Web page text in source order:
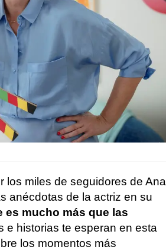
los miles de seguidores de Ana
anécdotas de la actriz en su
es mucho más que las
e historias te esperan en esta
los momentos más